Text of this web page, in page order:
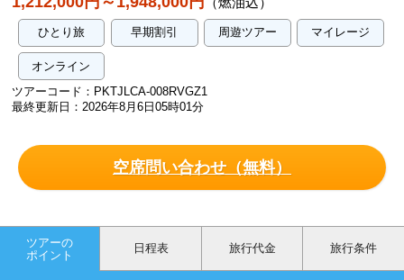
ひとり旅 早期割引 周遊ツアー マイレージ
オンライン
ツアーコード：PKTJLCA-008RVGZ1
最終更新日：2026年8月6日05時01分
空席問い合わせ（無料）
ツアーの
ポイント
日程表 旅行代金 旅行条件